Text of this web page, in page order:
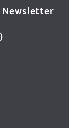
Newsletter